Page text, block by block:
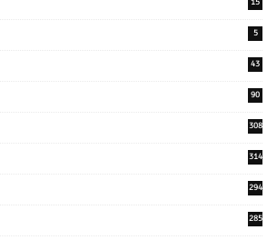
5
43
90
308
314
294
285